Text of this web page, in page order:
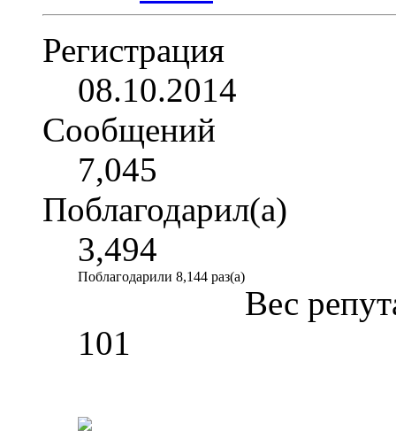
Регистрация
08.10.2014
Сообщений
7,045
Поблагодарил(а)
3,494
Поблагодарили 8,144 раз(а)
Вес
101